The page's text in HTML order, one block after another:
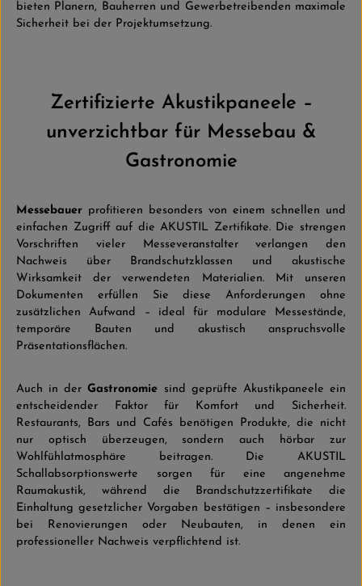
bieten Planern, Bauherren und Gewerbetreibenden maximale
Sicherheit bei der Projektumsetzung.
Zertifizierte Akustikpaneele –
unverzichtbar für Messebau &
Gastronomie
Messebauer profitieren besonders von einem schnellen und
einfachen Zugriff auf die AKUSTIL Zertifikate. Die strengen
Vorschriften vieler Messeveranstalter verlangen den
Nachweis über Brandschutzklassen und akustische
Wirksamkeit der verwendeten Materialien. Mit unseren
Dokumenten erfüllen Sie diese Anforderungen ohne
zusätzlichen Aufwand – ideal für modulare Messestände,
temporäre Bauten und akustisch anspruchsvolle
Präsentationsflächen.
Auch in derGastronomie sind geprüfte Akustikpaneele ein
entscheidender Faktor für Komfort und Sicherheit.
Restaurants, Bars und Cafés benötigen Produkte, die nicht
nur optisch überzeugen, sondern auch hörbar zur
Wohlfühlatmosphäre beitragen. Die AKUSTIL
Schallabsorptionswerte sorgen für eine angenehme
Raumakustik, während die Brandschutzzertifikate die
Einhaltung gesetzlicher Vorgaben bestätigen – insbesondere
bei Renovierungen oder Neubauten, in denen ein
professioneller Nachweis verpflichtend ist.